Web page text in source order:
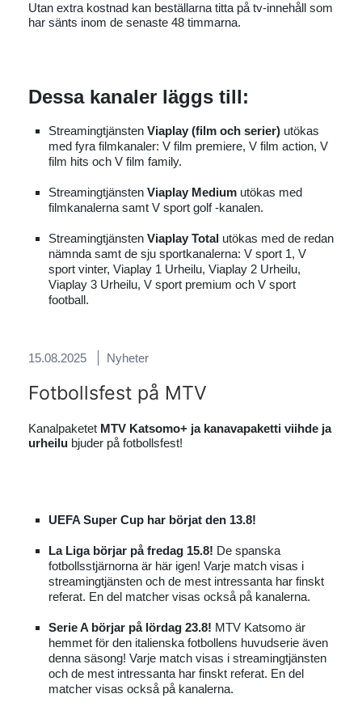
Utan extra kostnad kan beställarna titta på tv-innehåll som
har sänts inom de senaste 48 timmarna.
Dessa kanaler läggs till:
Streamingtjänsten Viaplay (film och serier) utökas
med fyra filmkanaler: V film premiere, V film action, V
film hits och V film family.
Streamingtjänsten Viaplay Medium utökas med
filmkanalerna samt V sport golf -kanalen.
Streamingtjänsten Viaplay Total utökas med de redan
nämnda samt de sju sportkanalerna: V sport 1, V
sport vinter, Viaplay 1 Urheilu, Viaplay 2 Urheilu,
Viaplay 3 Urheilu, V sport premium och V sport
football.
15.08.2025 Nyheter
Fotbollsfest på MTV
Kanalpaketet MTV Katsomo+ ja kanavapaketti viihde ja
urheilu bjuder på fotbollsfest!
UEFA Super Cup har börjat den 13.8!
La Liga börjar på fredag 15.8! De spanska
fotbollsstjärnorna är här igen! Varje match visas i
streamingtjänsten och de mest intressanta har finskt
referat. En del matcher visas också på kanalerna.
Serie A börjar på lördag 23.8! MTV Katsomo är
hemmet för den italienska fotbollens huvudserie även
denna säsong! Varje match visas i streamingtjänsten
och de mest intressanta har finskt referat. En del
matcher visas också på kanalerna.